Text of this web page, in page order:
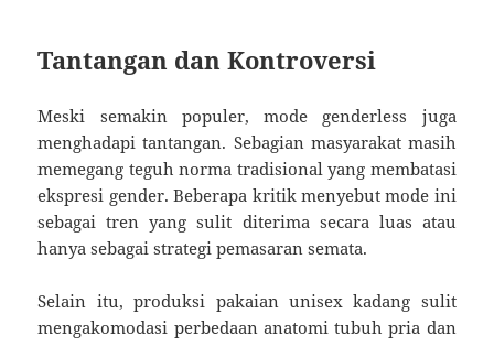
Tantangan dan Kontroversi
Meski semakin populer, mode genderless juga
menghadapi tantangan. Sebagian masyarakat masih
memegang teguh norma tradisional yang membatasi
ekspresi gender. Beberapa kritik menyebut mode ini
sebagai tren yang sulit diterima secara luas atau
hanya sebagai strategi pemasaran semata.
Selain itu, produksi pakaian unisex kadang sulit
mengakomodasi perbedaan anatomi tubuh pria dan